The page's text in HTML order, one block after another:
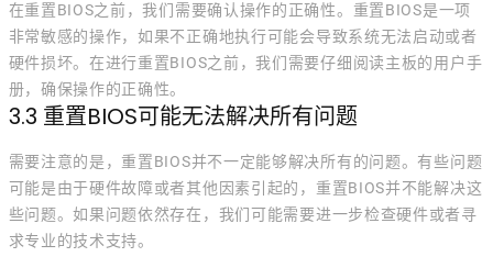
在重置BIOS之前，我们需要确认操作的正确性。重置BIOS是一项
非常敏感的操作，如果不正确地执行可能会导致系统无法启动或者
硬件损坏。在进行重置BIOS之前，我们需要仔细阅读主板的用户手
册，确保操作的正确性。
3.3 重置BIOS可能无法解决所有问题
需要注意的是，重置BIOS并不一定能够解决所有的问题。有些问题
可能是由于硬件故障或者其他因素引起的，重置BIOS并不能解决这
些问题。如果问题依然存在，我们可能需要进一步检查硬件或者寻
求专业的技术支持。